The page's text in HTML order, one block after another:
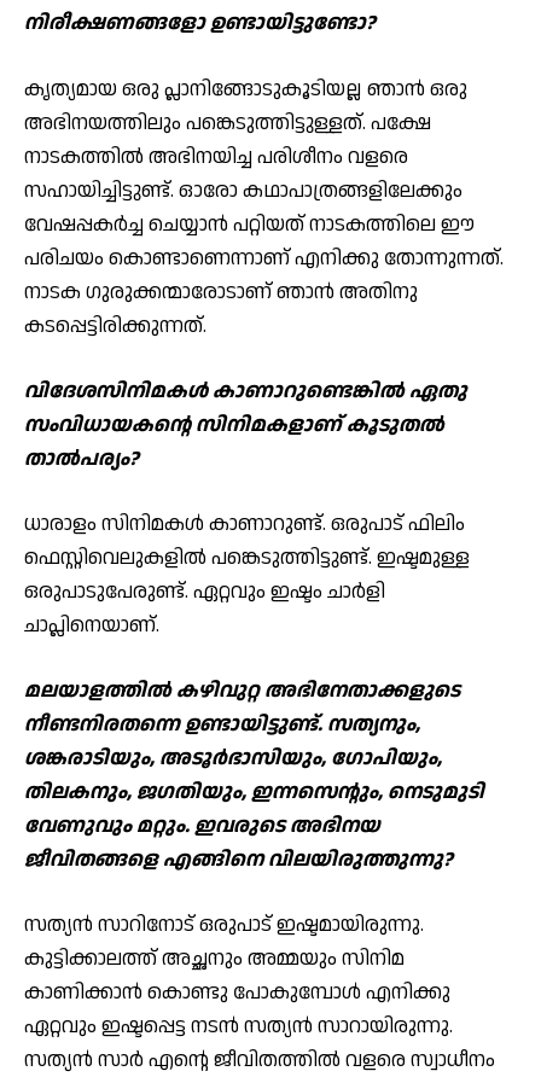
നിരീക്ഷണങ്ങളോ ഉണ്ടായിട്ടുണ്ടോ?
കൃത്യമായ ഒരു പ്ലാനിങ്ങോടുകൂടിയല്ല ഞാന്‍ ഒരു
അഭിനയത്തിലും പങ്കെടുത്തിട്ടുള്ളത്. പക്ഷേ
നാടകത്തില്‍ അഭിനയിച്ച പരിശീനം വളരെ
സഹായിച്ചിട്ടുണ്ട്. ഓരോ കഥാപാത്രങ്ങളിലേക്കും
വേഷപ്പകര്‍ച്ച ചെയ്യാന്‍ പറ്റിയത് നാടകത്തിലെ ഈ
പരിചയം കൊണ്ടാണെന്നാണ് എനിക്കു തോന്നുന്നത്.
നാടക ഗുരുക്കന്മാരോടാണ് ഞാന്‍ അതിനു
കടപ്പെട്ടിരിക്കുന്നത്.
വിദേശസിനിമകള്‍ കാണാറുണ്ടെങ്കില്‍ ഏതു
സംവിധായകന്റെ സിനിമകളാണ് കൂടുതല്‍
താല്‍പര്യം?
ധാരാളം സിനിമകള്‍ കാണാറുണ്ട്. ഒരുപാട് ഫിലിം
ഫെസ്റ്റിവെലുകളില്‍ പങ്കെടുത്തിട്ടുണ്ട്. ഇഷ്ടമുള്ള
ഒരുപാടുപേരുണ്ട്. ഏറ്റവും ഇഷ്ടം ചാര്‍ളി
ചാപ്ലിനെയാണ്.
മലയാളത്തില്‍ കഴിവുറ്റ അഭിനേതാക്കളുടെ
നീണ്ടനിരതന്നെ ഉണ്ടായിട്ടുണ്ട്. സത്യനും,
ശങ്കരാടിയും, അടൂര്‍ഭാസിയും, ഗോപിയും,
തിലകനും, ജഗതിയും, ഇന്നസെന്റും, നെടുമുടി
വേണുവും മറ്റും. ഇവരുടെ അഭിനയ
ജീവിതങ്ങളെ എങ്ങിനെ വിലയിരുത്തുന്നു?
സത്യന്‍ സാറിനോട് ഒരുപാട് ഇഷ്ടമായിരുന്നു.
കുട്ടിക്കാലത്ത് അച്ഛനും അമ്മയും സിനിമ
കാണിക്കാന്‍ കൊണ്ടു പോകുമ്പോള്‍ എനിക്കു
ഏറ്റവും ഇഷ്ടപ്പെട്ട നടന്‍ സത്യന്‍ സാറായിരുന്നു.
സത്യന്‍ സാര്‍ എന്റെ ജീവിതത്തില്‍ വളരെ സ്വാധീനം